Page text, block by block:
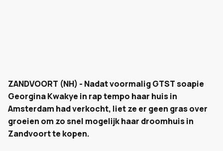
ZANDVOORT (NH) - Nadat voormalig GTST soapie
Georgina Kwakye in rap tempo haar huis in
Amsterdam had verkocht, liet ze er geen gras over
groeien om zo snel mogelijk haar droomhuis in
Zandvoort te kopen.